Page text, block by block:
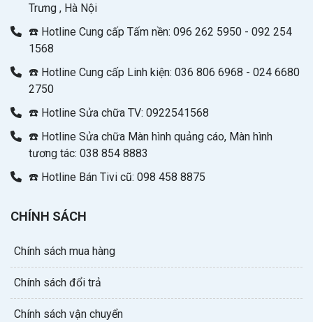
Trưng , Hà Nội
☎️ Hotline Cung cấp Tấm nền: 096 262 5950 - 092 254
1568
☎️ Hotline Cung cấp Linh kiện: 036 806 6968 - 024 6680
2750
☎️ Hotline Sửa chữa TV: 0922541568
☎️ Hotline Sửa chữa Màn hình quảng cáo, Màn hình
tương tác: 038 854 8883
☎️ Hotline Bán Tivi cũ: 098 458 8875
CHÍNH SÁCH
Chính sách mua hàng
Chính sách đổi trả
Chính sách vận chuyển